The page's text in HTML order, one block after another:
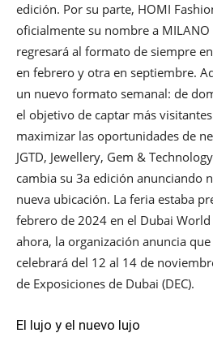
edición. Por su parte, HOMI
oficialmente su nombre a MILANO
regresará al formato de siempre
en febrero y otra en septiembre.
un nuevo formato semanal: de
el objetivo de captar más
maximizar las oportunidades de
JGTD, Jewellery, Gem &
cambia su 3a edición anunciando
nueva ubicación. La feria estaba
febrero de 2024 en el Dubai World
ahora, la organización anuncia
celebrará del 12 al 14 de
de Exposiciones de Dubai (DEC).
El lujo y el nuevo lujo